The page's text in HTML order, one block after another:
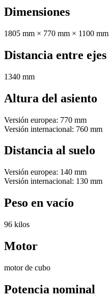
Dimensiones
1805 mm × 770 mm × 1100 mm
Distancia entre ejes
1340 mm
Altura del asiento
Versión europea: 770 mm
Versión internacional: 760 mm
Distancia al suelo
Versión europea: 140 mm
Versión internacional: 130 mm
Peso en vacío
96 kilos
Motor
motor de cubo
Potencia nominal